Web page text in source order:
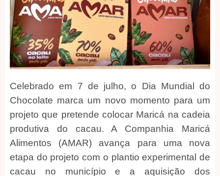
Celebrado em 7 de julho, o Dia Mundial do
Chocolate marca um novo momento para um
projeto que pretende colocar Maricá na cadeia
produtiva do cacau. A Companhia Maricá
Alimentos (AMAR) avança para uma nova
etapa do projeto com o plantio experimental de
cacau no município e a aquisição dos